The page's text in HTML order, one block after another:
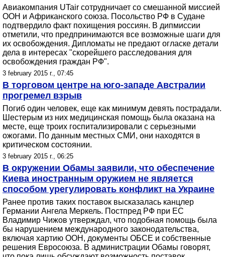
Авиакомпания UTair сотрудничает со смешанной миссией
ООН и Африканского союза. Посольство РФ в Судане
подтвердило факт похищения россиян. В дипмиссии
отметили, что предпринимаются все возможные шаги для
их освобождения. Дипломаты не предают огласке детали
дела в интересах "скорейшего расследования для
освобождения граждан РФ".
3 february 2015 г., 07:45
В торговом центре на юго-западе Австралии
прогремел взрыв
Погиб один человек, еще как минимум девять пострадали.
Шестерым из них медицинская помощь была оказана на
месте, еще троих госпитализировали с серьезными
ожогами. По данным местных СМИ, они находятся в
критическом состоянии.
3 february 2015 г., 06:25
В окружении Обамы заявили, что обеспечение
Киева иностранным оружием не является
способом урегулировать конфликт на Украине
Ранее против таких поставок высказалась канцлер
Германии Ангела Меркель. Постпред РФ при ЕС
Владимир Чижов утверждал, что подобная помощь была
бы нарушением международного законодательства,
включая хартию ООН, документы ОБСЕ и собственные
решения Евросоюза. В администрации Обамы говорят,